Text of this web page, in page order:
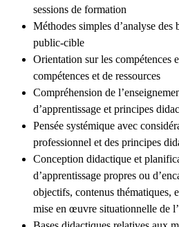
sessions de formation
Méthodes simples d’analyse des
public-cible
Orientation sur les compétences
compétences et de ressources
Compréhension de
d’apprentissage et principes
Pensée systémique avec
professionnel et des principes
Conception didactique et
d’apprentissage propres ou
objectifs, contenus thématiques,
mise en œuvre situationnelle de